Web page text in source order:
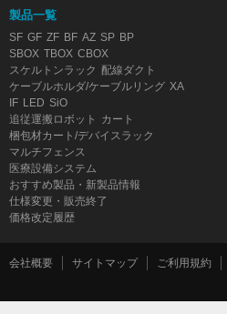
製品一覧
SF GF ZF BF AZ SP BP
SBOX TBOX CBOX
スケルトンラック 配線ダクト
ケーブルホルダ/ケーブルリング XA
IF LED SiO
追従運搬ロボット
カート
梱包材カート/デバイスラック
マルチフェンス
医療設備システム
おすすめ製品・新製品情報
仕様変更・販売終了
価格改定履歴
会社概要 サイトマップ ご利用規約